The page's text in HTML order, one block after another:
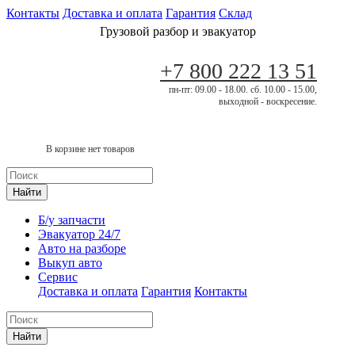
Контакты Доставка и оплата Гарантия Склад
Грузовой разбор и эвакуатор
+7 800 222 13 51
пн-пт: 09.00 - 18.00. сб. 10.00 - 15.00,
выходной - воскресение.
В корзине нет товаров
Найти
Б/у запчасти
Эвакуатор 24/7
Авто на разборе
Выкуп авто
Сервис
Доставка и оплата Гарантия Контакты
Найти